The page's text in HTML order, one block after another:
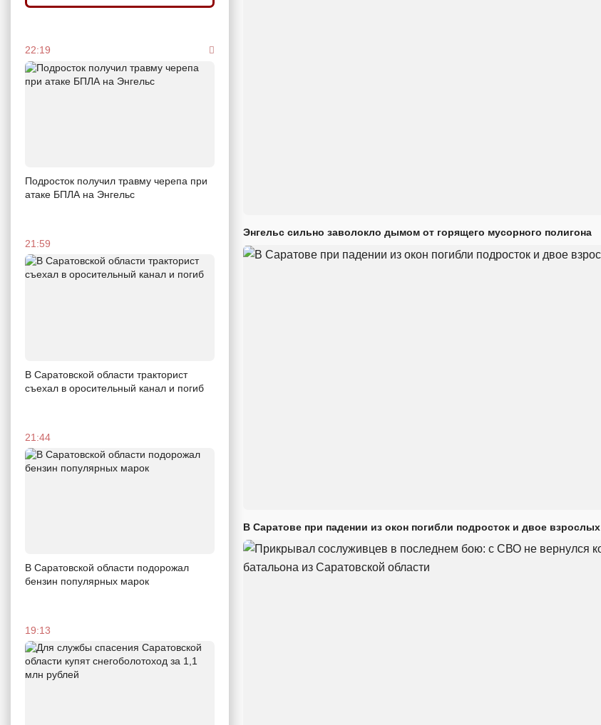
22:19
Подросток получил травму черепа при
атаке БПЛА на Энгельс
21:59
В Саратовской области тракторист
съехал в оросительный канал и погиб
21:44
В Саратовской области подорожал
бензин популярных марок
19:13
Энгельс сильно заволокло дымом от горящего мусорного полигона
В Саратове при падении из окон погибли подросток и двое взрослых